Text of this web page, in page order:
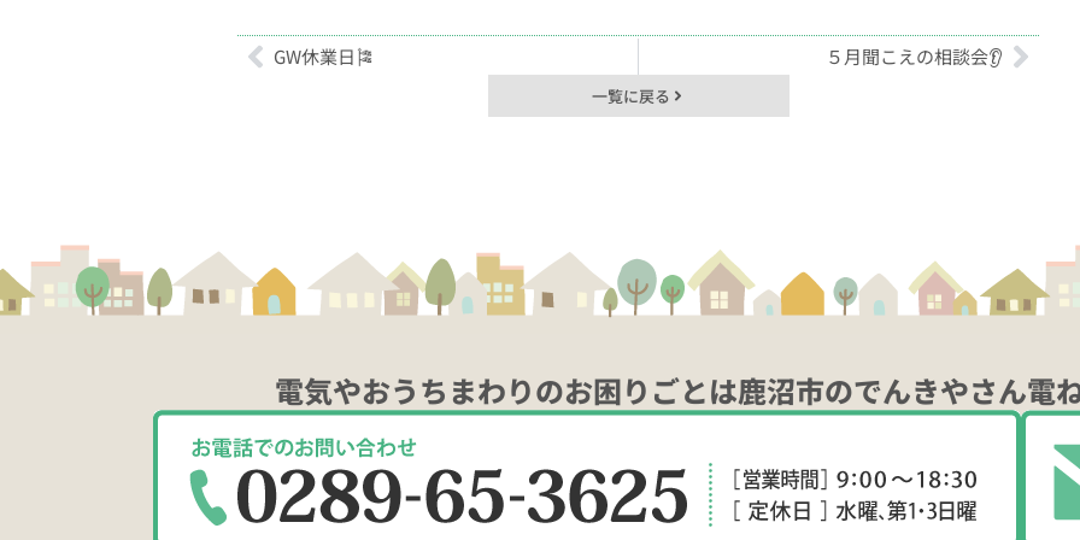
GW休業日🎏 ５月聞こえの相談会👂
一覧に戻る
電気やおうちまわりのお困りごとは鹿沼市のでんきやさん電